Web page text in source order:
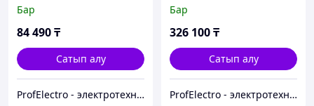
Бар
84 490₸
Сатып алу
ProfElectro - электротехническое оборудование
Бар
326 100₸
Сатып алу
ProfElectro - электротехническое оборудование